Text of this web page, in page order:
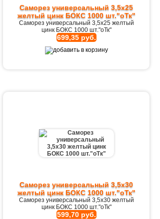
Саморез универсальный 3,5х25
желтый цинк БОКС 1000 шт."оТк"
Саморез универсальный 3,5х25 желтый
цинк БОКС 1000 шт."оТк"
699,35 руб.
Саморез универсальный 3,5х30
желтый цинк БОКС 1000 шт."оТк"
Саморез универсальный 3,5х30 желтый
цинк БОКС 1000 шт."оТк"
599,70 руб.